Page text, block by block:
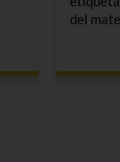
del